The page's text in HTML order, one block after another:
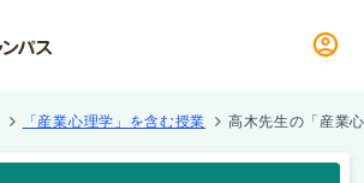
「産業心理学」を含む授業 高木先生の「産業